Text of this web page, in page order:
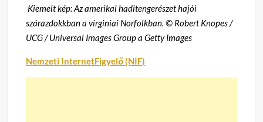
Kiemelt kép:Az amerikai haditengerészet hajói
szárazdokkban a virginiai Norfolkban.© Robert Knopes /
UCG / Universal Images Group a Getty Images
Nemzeti InternetFigyelő (NIF)